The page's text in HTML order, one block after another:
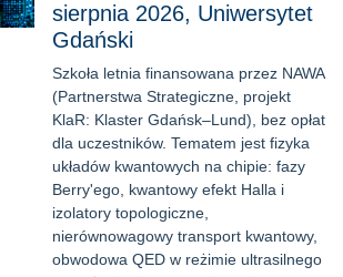
sierpnia 2026, Uniwersytet
Gdański
Szkoła letnia finansowana przez NAWA
(Partnerstwa Strategiczne, projekt
KlaR: Klaster Gdańsk–Lund), bez opłat
dla uczestników. Tematem jest fizyka
układów kwantowych na chipie: fazy
Berry'ego, kwantowy efekt Halla i
izolatory topologiczne,
nierównowagowy transport kwantowy,
obwodowa QED w reżimie ultrasilnego